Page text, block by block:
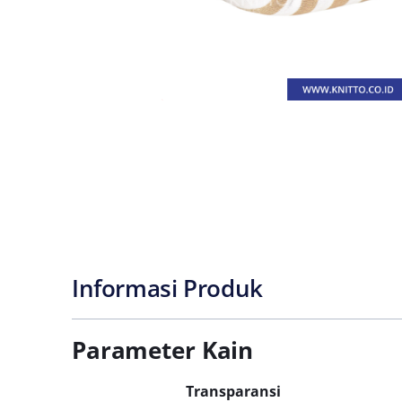
Informasi Produk
Parameter Kain
Transparansi